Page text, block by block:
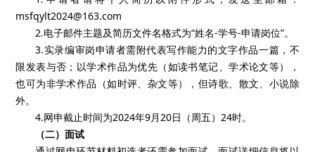
msfqylt2024@163.com
2.电子邮件主题及简历文件名格式为“姓名-学号-申请岗位”。
3.实录编审岗申请者需附代表写作能力的文字作品一篇，不
限发表与否；以学术作品为优先（如读书笔记、学术论文等），
也可为非学术作品（如时评、杂文等），但诗歌、散文、小说除
外。
4.网申截止时间为2024年9月20日（周五）24时。
（二）面试